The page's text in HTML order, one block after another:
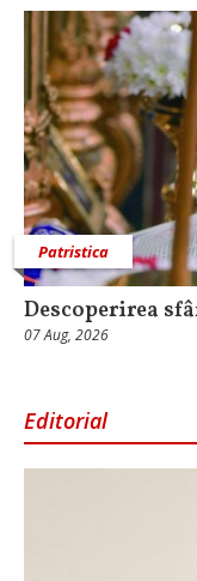
Patristica
Descoperirea
07 Aug, 2026
Editorial